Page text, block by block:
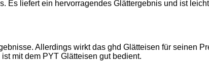
Es liefert ein hervorragendes Glättergebnis und ist
Allerdings wirkt das ghd Glätteisen für seinen
mit dem PYT Glätteisen gut bedient.